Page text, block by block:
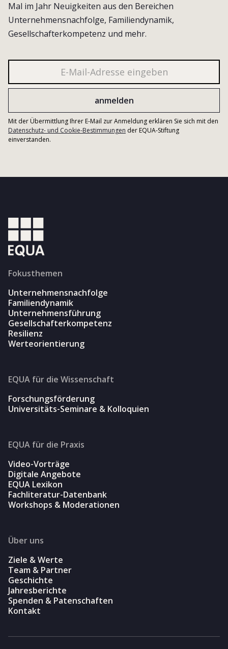
Mal im Jahr Neuigkeiten aus den Bereichen
Unternehmensnachfolge, Familiendynamik,
Gesellschafterkompetenz und mehr.
Mit der Übermittlung Ihrer E-Mail zur Anmeldung erklären Sie sich mit den
Datenschutz- und Cookie-Bestimmungen der EQUA-Stiftung
einverstanden.
Fokusthemen
Unternehmensnachfolge
Familiendynamik
Unternehmensführung
Gesellschafterkompetenz
Resilienz
Werteorientierung
EQUA für die Wissenschaft
Forschungsförderung
Universitäts-Seminare & Kolloquien
EQUA für die Praxis
Video-Vorträge
Digitale Angebote
EQUA Lexikon
Fachliteratur-Datenbank
Workshops & Moderationen
Über uns
Ziele & Werte
Team & Partner
Geschichte
Jahresberichte
Spenden & Patenschaften
Kontakt